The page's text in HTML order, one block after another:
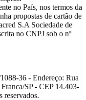
no País, nos termos da
propostas de cartão de
S.A Sociedade de
no CNPJ sob o nº
36 - Endereço: Rua
SP - CEP 14.403-
reservados.